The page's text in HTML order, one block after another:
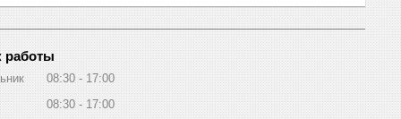
работы
08:30
17:00
08:30
17:00